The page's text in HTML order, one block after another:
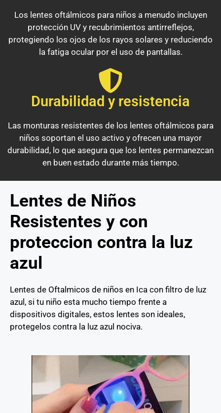
Los lentes oftálmicos para niños a menudo incluyen
protección UV y recubrimientos antirreflejos,
protegiendo los ojos de los rayos solares y reduciendo
la fatiga ocular por el uso de pantallas.
Durabilidad y resistencia
Las monturas resistentes de los lentes oftálmicos para
niños soportan el uso activo y ofrecen una mayor
durabilidad, lo que asegura que los lentes permanezcan
en buen estado durante más tiempo.
Lentes de Niños
Resistentes y con
proteccion contra la luz
azul
Lentes de Oftalmicos de niños en Ica con filtro de luz
azul, si tu niño esta mucho tiempo frente a
dispositivos digitales, estos lentes son ideales,
protegelos contra la luz azul nociva.